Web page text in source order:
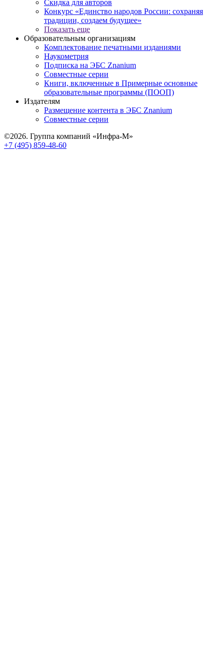
Скидка для авторов
Конкурс «Единство народов России: сохраняя
традиции, создаем будущее»
Показать еще
Образовательным организациям
Комплектование печатными изданиями
Наукометрия
Подписка на ЭБС Znanium
Совместные серии
Книги, включенные в Примерные основные
образовательные программы (ПООП)
Издателям
Размещение контента в ЭБС Znanium
Совместные серии
©2026. Группа компаний «Инфра-М»
+7 (495) 859-48-60